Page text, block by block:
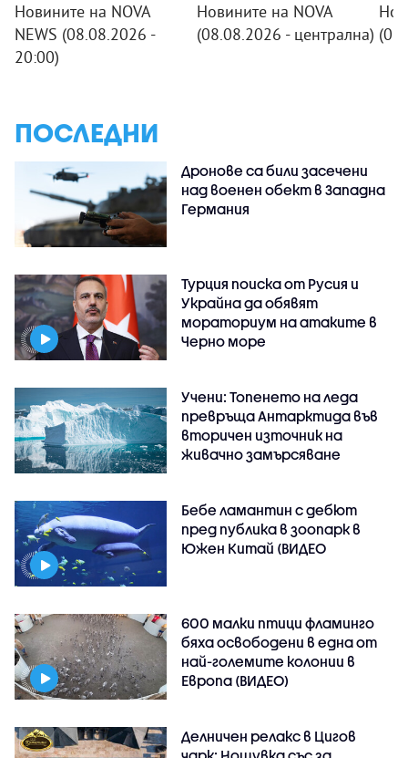
Новините на NOVA
NEWS (08.08.2026 -
20:00)
Новините на NOVA
(08.08.2026 - централна)
ПОСЛЕДНИ
Дронове са били засечени
над военен обект в Западна
Германия
Турция поиска от Русия и
Украйна да обявят
мораториум на атаките в
Черно море
Учени: Топенето на леда
превръща Антарктида във
вторичен източник на
живачно замърсяване
Бебе ламантин с дебют
пред публика в зоопарк в
Южен Китай (ВИДЕО
600 малки птици фламинго
бяха освободени в една от
най-големите колонии в
Европа (ВИДЕО)
Делничен релакс в Цигов